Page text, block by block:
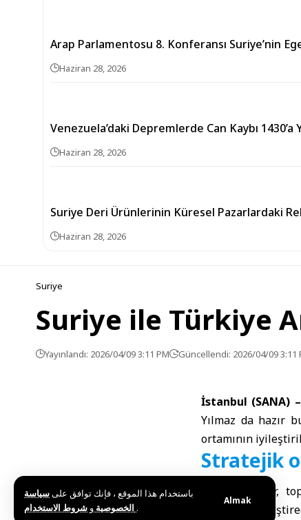
باستخدام هذا الموقع ، فإنك توافق علىسياسة
الخصوصية و .
Almak
Arap Parlamentosu 8. Konferansı Suriye’nin
Haziran 28, 2026
Venezuela’daki Depremlerde Can Kaybı 1430’a
Haziran 28, 2026
Suriye Deri Ürünlerinin Küresel Pazarlardaki
Haziran 28, 2026
Suriye
Suriye ile Türkiye
Yayınlandı: 2026/04/09 3:11 PM Güncellendi: 2026/04/09 3:11
İstanbul (SANA) –
Yılmaz da hazır
ortamının
Stratejik
Bakan El-Şaar,
dünyasını